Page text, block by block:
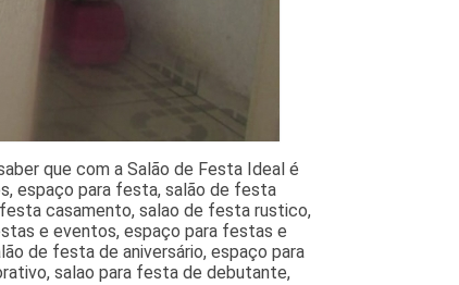
que com a Salão de Festa Ideal é
espaço para festa, salão de festa
casamento, salao de festa rustico,
e eventos, espaço para festas e
de festa de aniversário, espaço para
salao para festa de debutante,